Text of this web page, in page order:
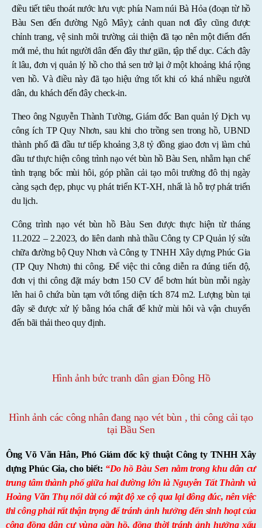
điều tiết tiêu thoát nước lưu vực phía Nam núi Bà Hỏa (đoạn từ hồ
Bàu Sen đến đường Ngô Mây); cảnh quan nơi đây cũng được
chỉnh trang, vệ sinh môi trường cải thiện đã tạo nên một điểm đến
mới mẻ, thu hút người dân đến đây thư giãn, tập thể dục. Cách đây
ít lâu, đơn vị quản lý hồ cho thả sen trở lại ở một khoảng khá rộng
ven hồ. Và điều này đã tạo hiệu ứng tốt khi có khá nhiều người
dân, du khách đến đây check-in.
Theo ông Nguyễn Thành Tường, Giám đốc Ban quản lý Dịch vụ
công ích TP Quy Nhơn, sau khi cho trồng sen trong hồ, UBND
thành phố đã đầu tư tiếp khoảng 3,8 tỷ đồng giao đơn vị làm chủ
đầu tư thực hiện công trình nạo vét bùn hồ Bàu Sen, nhằm hạn chế
tình trạng bốc mùi hôi, góp phần cải tạo môi trường đô thị ngày
càng sạch đẹp, phục vụ phát triển KT-XH, nhất là hỗ trợ phát triển
du lịch.
Công trình nạo vét bùn hồ Bàu Sen được thực hiện từ tháng
11.2022 – 2.2023, do liên danh nhà thầu Công ty CP Quản lý sửa
chữa đường bộ Quy Nhơn và Công ty TNHH Xây dựng Phúc Gia
(TP Quy Nhơn) thi công. Để việc thi công diễn ra đúng tiến độ,
đơn vị thi công đặt máy bơm 150 CV để bơm hút bùn mỗi ngày
lên hai ô chứa bùn tạm với tổng diện tích 874 m2. Lượng bùn tại
đây sẽ được xử lý bằng hóa chất để khử mùi hôi và vận chuyển
đến bãi thải theo quy định.
Hình ảnh bức tranh dân gian Đông Hồ
Hình ảnh các công nhân đang nạo vét bùn , thi công cải tạo
tại Bầu Sen
Ông Võ Văn Hân, Phó Giám đốc kỹ thuật Công ty TNHH Xây
dựng Phúc Gia, cho biết: “Do hồ Bàu Sen nằm trong khu dân cư
trung tâm thành phố giữa hai đường lớn là Nguyễn Tất Thành và
Hoàng Văn Thụ nối dài có mật độ xe cộ qua lại đông đúc, nên việc
thi công phải rất thận trọng để tránh ảnh hưởng đến sinh hoạt của
cộng đồng dân cư vùng gần hồ, đồng thời tránh ảnh hưởng xấu